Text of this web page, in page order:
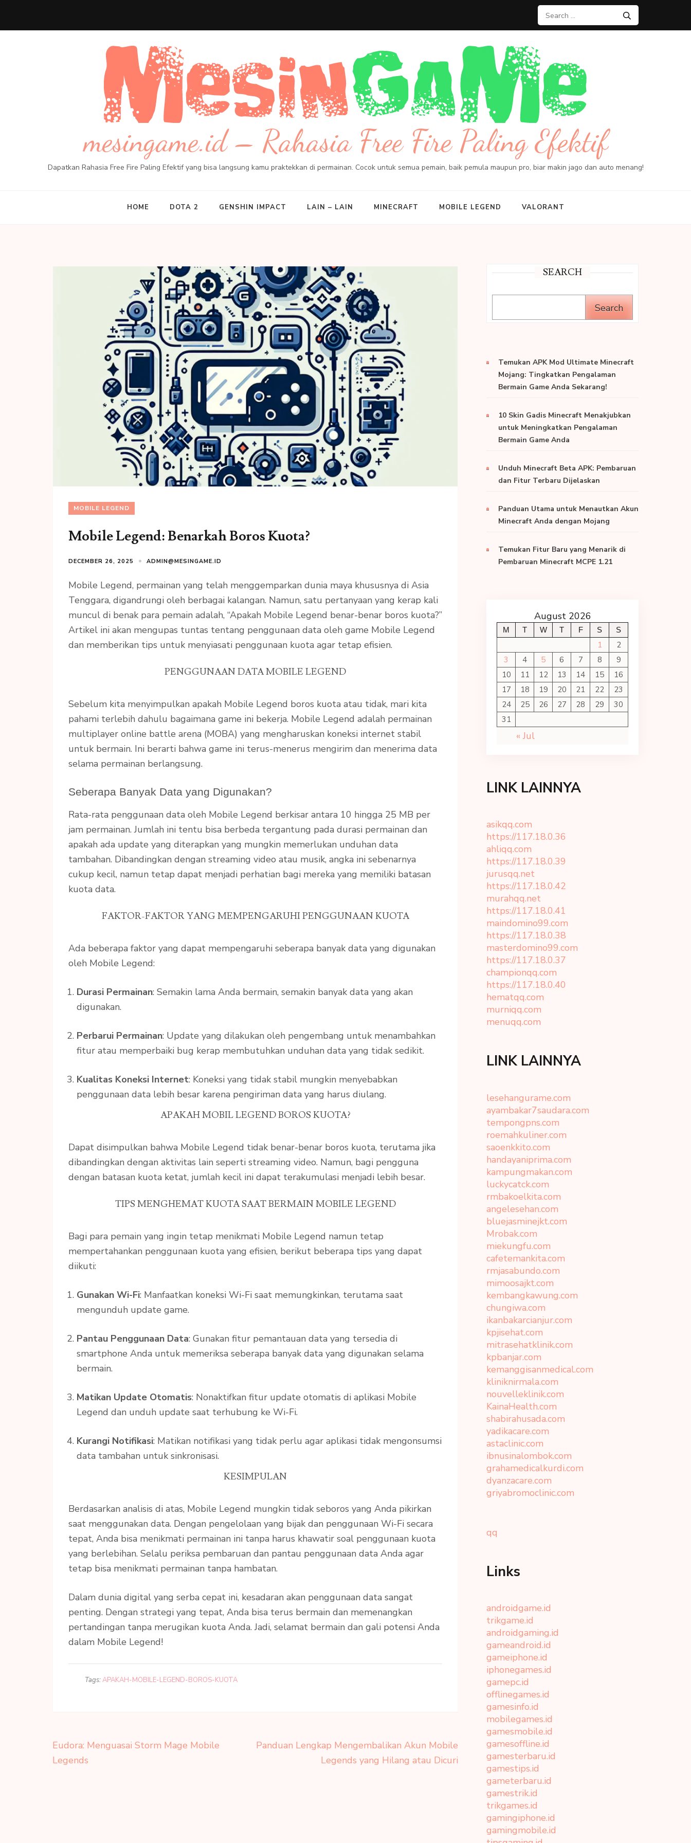
Search
for:
mesingame.id – Rahasia Free Fire Paling Efektif
Dapatkan Rahasia Free Fire Paling Efektif yang bisa langsung kamu praktekkan di permainan. Cocok untuk semua pemain, baik pemula maupun pro, biar makin jago dan auto menang!
HOME DOTA 2 GENSHIN IMPACT LAIN – LAIN MINECRAFT MOBILE LEGEND VALORANT
MOBILE LEGEND
Mobile Legend: Benarkah Boros Kuota?
DECEMBER 26, 2025 ADMIN@MESINGAME.ID
Mobile Legend, permainan yang telah menggemparkan dunia maya khususnya di Asia
Tenggara, digandrungi oleh berbagai kalangan. Namun, satu pertanyaan yang kerap kali
muncul di benak para pemain adalah, “Apakah Mobile Legend benar-benar boros kuota?”
Artikel ini akan mengupas tuntas tentang penggunaan data oleh game Mobile Legend
dan memberikan tips untuk menyiasati penggunaan kuota agar tetap efisien.
PENGGUNAAN DATA MOBILE LEGEND
Sebelum kita menyimpulkan apakah Mobile Legend boros kuota atau tidak, mari kita
pahami terlebih dahulu bagaimana game ini bekerja. Mobile Legend adalah permainan
multiplayer online battle arena (MOBA) yang mengharuskan koneksi internet stabil
untuk bermain. Ini berarti bahwa game ini terus-menerus mengirim dan menerima data
selama permainan berlangsung.
Seberapa Banyak Data yang Digunakan?
Rata-rata penggunaan data oleh Mobile Legend berkisar antara 10 hingga 25 MB per
jam permainan. Jumlah ini tentu bisa berbeda tergantung pada durasi permainan dan
apakah ada update yang diterapkan yang mungkin memerlukan unduhan data
tambahan. Dibandingkan dengan streaming video atau musik, angka ini sebenarnya
cukup kecil, namun tetap dapat menjadi perhatian bagi mereka yang memiliki batasan
kuota data.
FAKTOR-FAKTOR YANG MEMPENGARUHI PENGGUNAAN KUOTA
Ada beberapa faktor yang dapat mempengaruhi seberapa banyak data yang digunakan
oleh Mobile Legend:
Durasi Permainan: Semakin lama Anda bermain, semakin banyak data yang akan
digunakan.
Perbarui Permainan: Update yang dilakukan oleh pengembang untuk menambahkan
fitur atau memperbaiki bug kerap membutuhkan unduhan data yang tidak sedikit.
Kualitas Koneksi Internet: Koneksi yang tidak stabil mungkin menyebabkan
penggunaan data lebih besar karena pengiriman data yang harus diulang.
APAKAH MOBIL LEGEND BOROS KUOTA?
Dapat disimpulkan bahwa Mobile Legend tidak benar-benar boros kuota, terutama jika
dibandingkan dengan aktivitas lain seperti streaming video. Namun, bagi pengguna
dengan batasan kuota ketat, jumlah kecil ini dapat terakumulasi menjadi lebih besar.
TIPS MENGHEMAT KUOTA SAAT BERMAIN MOBILE LEGEND
Bagi para pemain yang ingin tetap menikmati Mobile Legend namun tetap
mempertahankan penggunaan kuota yang efisien, berikut beberapa tips yang dapat
diikuti:
Gunakan Wi-Fi: Manfaatkan koneksi Wi-Fi saat memungkinkan, terutama saat
mengunduh update game.
Pantau Penggunaan Data: Gunakan fitur pemantauan data yang tersedia di
smartphone Anda untuk memeriksa seberapa banyak data yang digunakan selama
bermain.
Matikan Update Otomatis: Nonaktifkan fitur update otomatis di aplikasi Mobile
Legend dan unduh update saat terhubung ke Wi-Fi.
Kurangi Notifikasi: Matikan notifikasi yang tidak perlu agar aplikasi tidak mengonsumsi
data tambahan untuk sinkronisasi.
KESIMPULAN
Berdasarkan analisis di atas, Mobile Legend mungkin tidak seboros yang Anda pikirkan
saat menggunakan data. Dengan pengelolaan yang bijak dan penggunaan Wi-Fi secara
tepat, Anda bisa menikmati permainan ini tanpa harus khawatir soal penggunaan kuota
yang berlebihan. Selalu periksa pembaruan dan pantau penggunaan data Anda agar
tetap bisa menikmati permainan tanpa hambatan.
Dalam dunia digital yang serba cepat ini, kesadaran akan penggunaan data sangat
penting. Dengan strategi yang tepat, Anda bisa terus bermain dan memenangkan
pertandingan tanpa merugikan kuota Anda. Jadi, selamat bermain dan gali potensi Anda
dalam Mobile Legend!
Tags:APAKAH-MOBILE-LEGEND-BOROS-KUOTA
Post
navigation
Eudora: Menguasai Storm Mage Mobile
Legends
Panduan Lengkap Mengembalikan Akun Mobile
Legends yang Hilang atau Dicuri
SEARCH
Search
Temukan APK Mod Ultimate Minecraft
Mojang: Tingkatkan Pengalaman
Bermain Game Anda Sekarang!
10 Skin Gadis Minecraft Menakjubkan
untuk Meningkatkan Pengalaman
Bermain Game Anda
Unduh Minecraft Beta APK: Pembaruan
dan Fitur Terbaru Dijelaskan
Panduan Utama untuk Menautkan Akun
Minecraft Anda dengan Mojang
Temukan Fitur Baru yang Menarik di
Pembaruan Minecraft MCPE 1.21
August 2026
M T W T F S S
1
2
3
4 5 6 7 8
9
10
11 12 13 14 15
16
17
18 19 20 21 22
23
24
25 26 27 28 29
30
31
« Jul
LINK LAINNYA
asikqq.com
https://117.18.0.36
ahliqq.com
https://117.18.0.39
jurusqq.net
https://117.18.0.42
murahqq.net
https://117.18.0.41
maindomino99.com
https://117.18.0.38
masterdomino99.com
https://117.18.0.37
championqq.com
https://117.18.0.40
hematqq.com
murniqq.com
menuqq.com
LINK LAINNYA
lesehangurame.com
ayambakar7saudara.com
tempongpns.com
roemahkuliner.com
saoenkkito.com
handayaniprima.com
kampungmakan.com
luckycatck.com
rmbakoelkita.com
angelesehan.com
bluejasminejkt.com
Mrobak.com
miekungfu.com
cafetemankita.com
rmjasabundo.com
mimoosajkt.com
kembangkawung.com
chungiwa.com
ikanbakarcianjur.com
kpjisehat.com
mitrasehatklinik.com
kpbanjar.com
kemanggisanmedical.com
kliniknirmala.com
nouvelleklinik.com
KainaHealth.com
shabirahusada.com
yadikacare.com
astaclinic.com
ibnusinalombok.com
grahamedicalkurdi.com
dyanzacare.com
griyabromoclinic.com
qq
Links
androidgame.id
trikgame.id
androidgaming.id
gameandroid.id
gameiphone.id
iphonegames.id
gamepc.id
offlinegames.id
gamesinfo.id
mobilegames.id
gamesmobile.id
gamesoffline.id
gamesterbaru.id
gamestips.id
gameterbaru.id
gamestrik.id
trikgames.id
gamingiphone.id
gamingmobile.id